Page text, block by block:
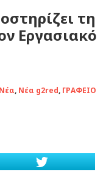
τη
Εργασιακό
, Νέα g2red, ΓΡΑΦΕΙΟ